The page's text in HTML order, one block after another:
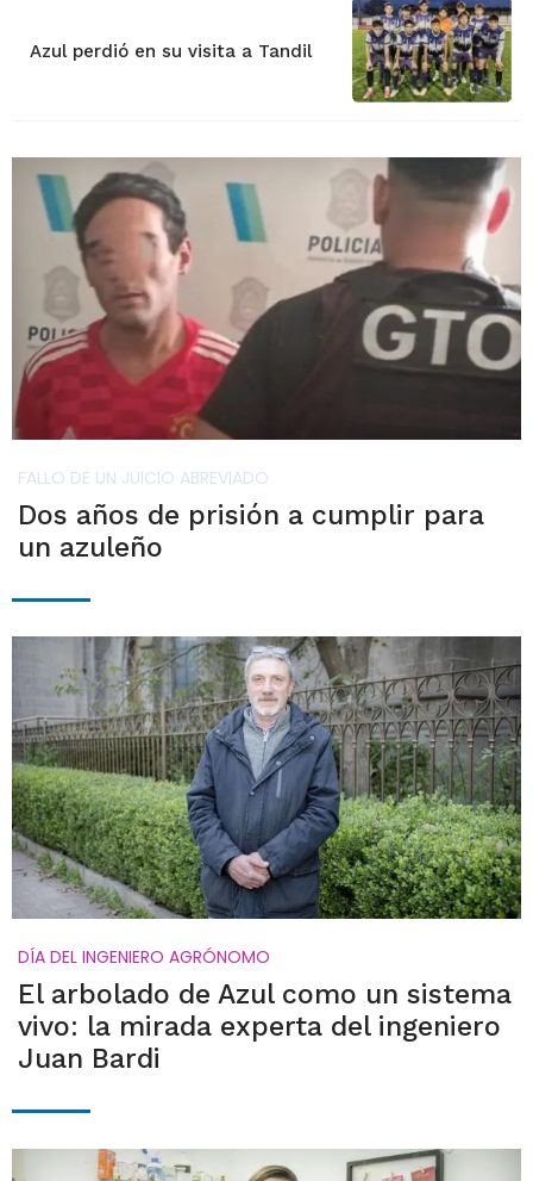
Azul perdió en su visita a Tandil
FALLO DE UN JUICIO ABREVIADO
Dos años de prisión a cumplir para
un azuleño
DÍA DEL INGENIERO AGRÓNOMO
El arbolado de Azul como un sistema
vivo: la mirada experta del ingeniero
Juan Bardi